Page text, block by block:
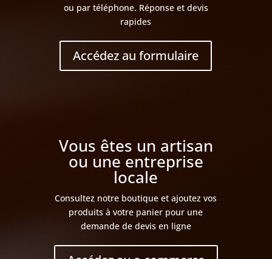
ou par téléphone. Réponse et devis
rapides
Accédez au formulaire
Vous êtes un artisan
ou une entreprise
locale
Consultez notre boutique et ajoutez vos
produits à votre panier pour une
demande de devis en ligne